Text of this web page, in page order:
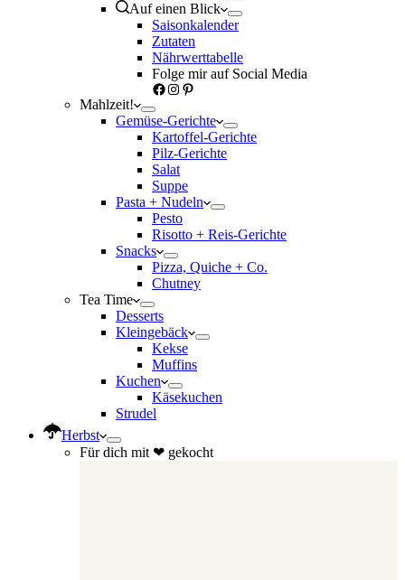
Auf einen Blick
Saisonkalender
Zutaten
Nährwerttabelle
Folge mir auf Social Media
Facebook
Instagram
Pinterest
Mahlzeit!
Gemüse-Gerichte
Kartoffel-Gerichte
Pilz-Gerichte
Salat
Suppe
Pasta + Nudeln
Pesto
Risotto + Reis-Gerichte
Snacks
Pizza, Quiche + Co.
Chutney
Tea Time
Desserts
Kleingebäck
Kekse
Muffins
Kuchen
Käsekuchen
Strudel
Herbst
Für dich mit ❤ gekocht